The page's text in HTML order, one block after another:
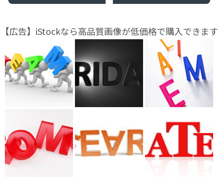
【広告】iStockなら高品質画像が低価格で購入できます